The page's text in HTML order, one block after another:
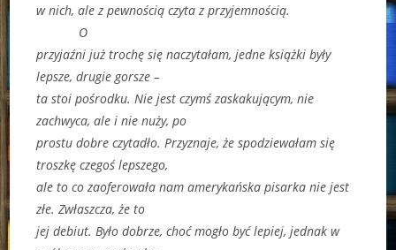
w nich, ale z pewnością czyta z przyjemnością.
O
przyjaźni już trochę się naczytałam, jedne książki były
lepsze, drugie gorsze –
ta stoi pośrodku. Nie jest czymś zaskakującym, nie
zachwyca, ale i nie nuży, po
prostu dobre czytadło. Przyznaje, że spodziewałam się
troszkę czegoś lepszego,
ale to co zaoferowała nam amerykańska pisarka nie jest
złe. Zwłaszcza, że to
jej debiut. Było dobrze, choć mogło być lepiej, jednak w